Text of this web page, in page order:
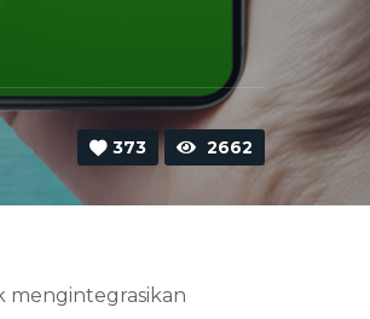
373 2662
mengintegrasikan